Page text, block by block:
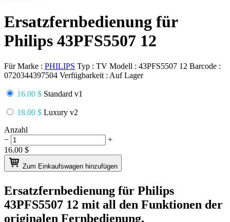
Ersatzfernbedienung für
Philips 43PFS5507 12
Für Marke : PHILIPS Typ : TV Modell : 43PFS5507 12 Barcode :
0720344397504 Verfügbarkeit : Auf Lager
16.00 $ Standard v1
18.00 $ Luxury v2
Anzahl
−
+
16.00 $
Zum Einkaufswagen hinzufügen
Ersatzfernbedienung für Philips
43PFS5507 12 mit all den Funktionen der
originalen Fernbedienung.